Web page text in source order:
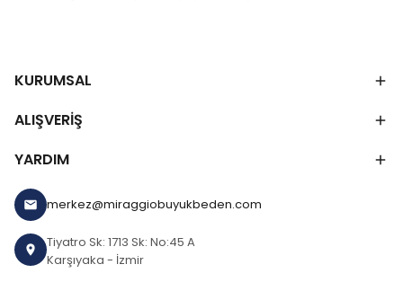
KURUMSAL
ALIŞVERİŞ
YARDIM
merkez@miraggiobuyukbeden.com
Tiyatro Sk: 1713 Sk: No:45 A
Karşıyaka - İzmir